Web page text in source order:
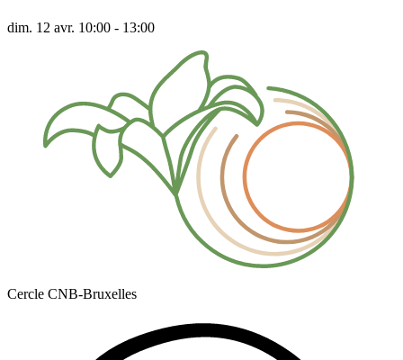
dim. 12 avr. 10:00 - 13:00
Cercle CNB-Bruxelles